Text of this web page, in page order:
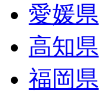
愛媛県
高知県
福岡県